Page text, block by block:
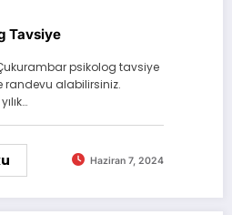
Tavsiye
psikolog tavsiye
randevu alabilirsiniz.
Haziran 7, 2024